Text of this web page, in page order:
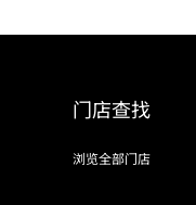
门店查找
浏览全部门店